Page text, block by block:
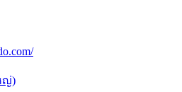
ญ่)